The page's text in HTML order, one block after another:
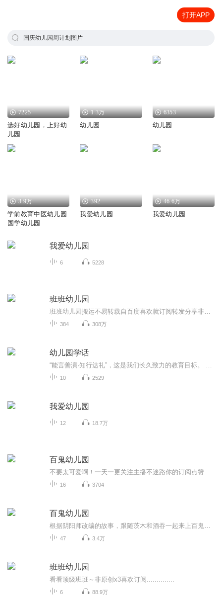
打开APP
国庆幼儿园周计划图片
7225
选好幼儿园，上好幼
儿园
1.3万
幼儿园
6353
幼儿园
3.9万
学前教育中医幼儿园
国学幼儿园
392
我爱幼儿园
46.6万
我爱幼儿园
我爱幼儿园
6 5228
班班幼儿园
384 308万
幼儿园学话
10 2529
我爱幼儿园
12 18.7万
百鬼幼儿园
16 3704
百鬼幼儿园
47 3.4万
班班幼儿园
看看顶级班班～非原创x3喜欢订阅..............
6 88.9万